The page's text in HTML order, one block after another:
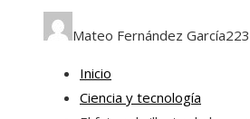
Mateo Fernández García223
Inicio
Ciencia y tecnología